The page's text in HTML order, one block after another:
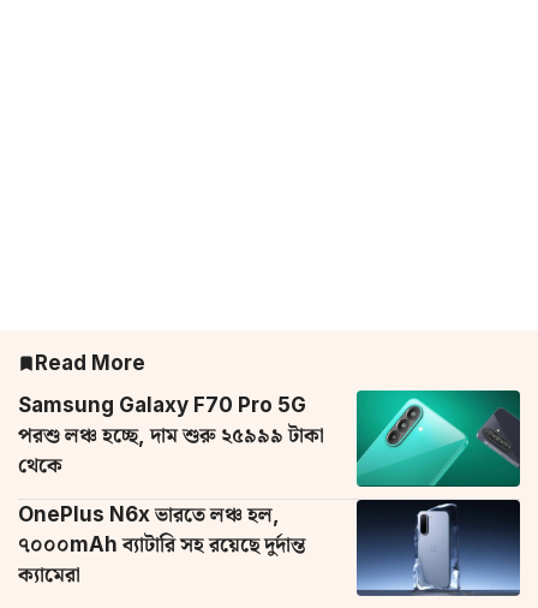
Read More
Samsung Galaxy F70 Pro 5G
পরশু লঞ্চ হচ্ছে, দাম শুরু ২৫৯৯৯ টাকা
থেকে
OnePlus N6x ভারতে লঞ্চ হল,
৭০০০mAh ব্যাটারি সহ রয়েছে দুর্দান্ত
ক্যামেরা